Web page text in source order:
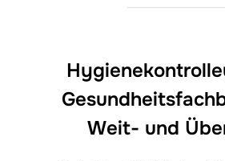
Weit- und